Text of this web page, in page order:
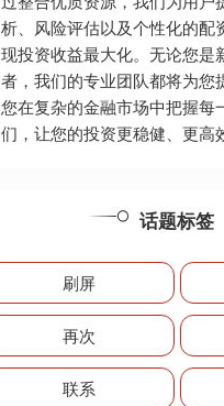
析、风险评估以及个性化的配
现投资收益最大化。无论您是
者，我们的专业团队都将为您
您在复杂的金融市场中把握每
们，让您的投资更稳健、更高
话题标签
刷屏
再次
联系